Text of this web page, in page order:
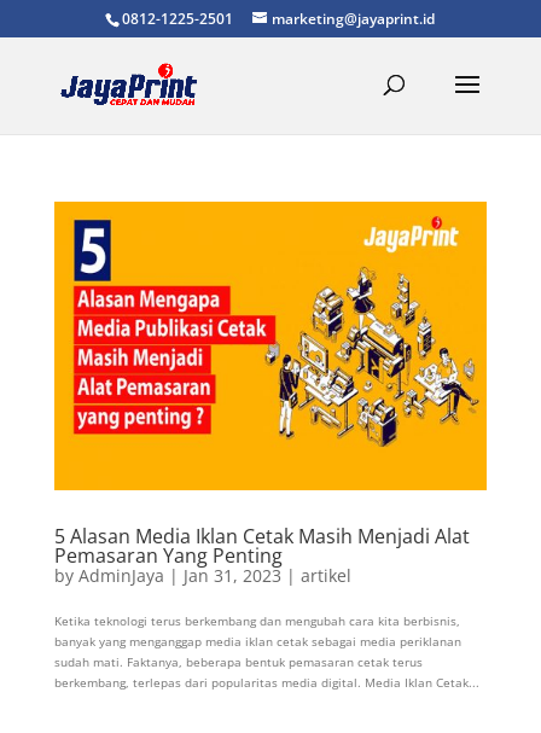
0812-1225-2501 marketing@jayaprint.id
5 Alasan Media Iklan Cetak Masih Menjadi Alat
Pemasaran Yang Penting
by AdminJaya | Jan 31, 2023 | artikel
Ketika teknologi terus berkembang dan mengubah cara kita berbisnis,
banyak yang menganggap media iklan cetak sebagai media periklanan
sudah mati. Faktanya, beberapa bentuk pemasaran cetak terus
berkembang, terlepas dari popularitas media digital. Media Iklan Cetak...